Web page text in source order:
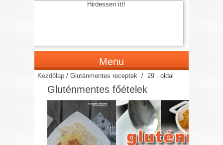
Hirdessen itt!
Menu
Kezdőlap /Gluténmentes receptek / 29 . oldal
Gluténmentes főételek